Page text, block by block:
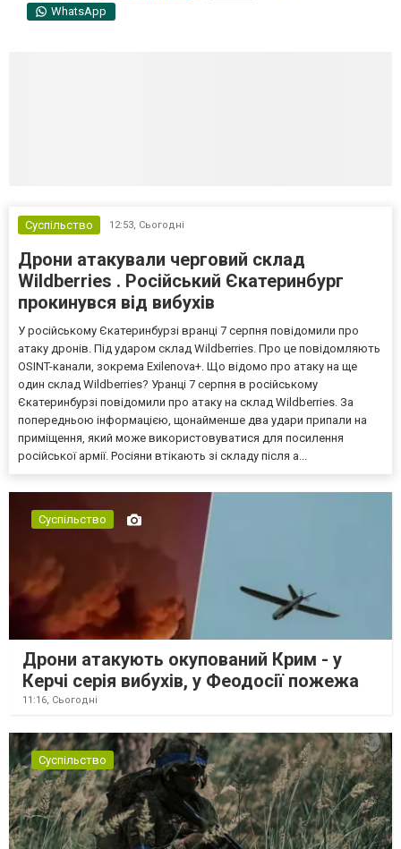
WhatsApp
Суспільство 12:53, Сьогодні
Дрони атакували черговий склад
Wildberries . Російський Єкатеринбург
прокинувся від вибухів
У російському Єкатеринбурзі вранці 7 серпня повідомили про
атаку дронів. Під ударом склад Wildberries. Про це повідомляють
OSINT-канали, зокрема Exilenova+. Що відомо про атаку на ще
один склад Wildberries? Уранці 7 серпня в російському
Єкатеринбурзі повідомили про атаку на склад Wildberries. За
попередньою інформацією, щонайменше два удари припали на
приміщення, який може використовуватися для посилення
російської армії. Росіяни втікають зі складу після а...
Суспільство
Дрони атакують окупований Крим - у
Керчі серія вибухів, у Феодосії пожежа
11:16, Сьогодні
Суспільство